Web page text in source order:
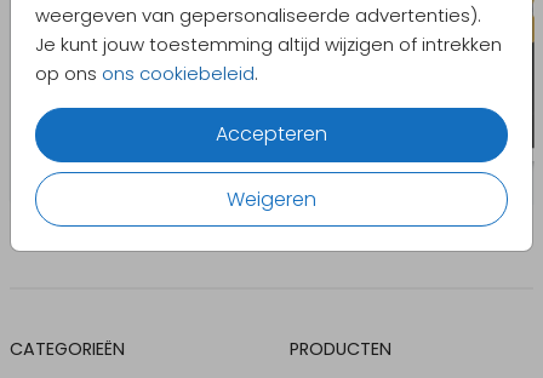
weergeven van gepersonaliseerde advertenties).
Je kunt jouw toestemming altijd wijzigen of intrekken
op ons ons cookiebeleid.
Accepteren
Weigeren
CATEGORIEËN
PRODUCTEN